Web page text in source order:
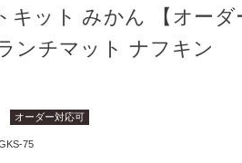
キット みかん 【オーダ
ンチマット ナフキン
オーダー対応可
75